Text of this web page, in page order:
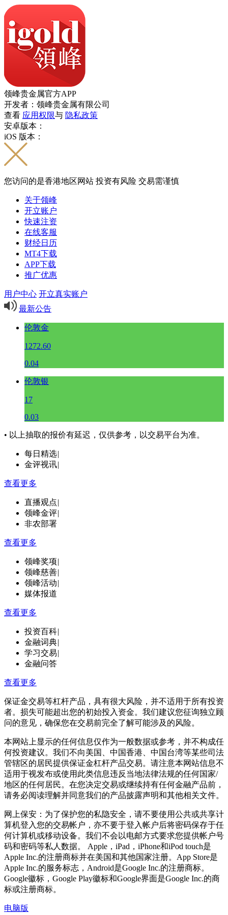
领峰贵金属官方APP
开发者：领峰贵金属有限公司
查看 应用权限与 隐私政策
安卓版本：
iOS 版本：
您访问的是香港地区网站 投资有风险 交易需谨慎
关于领峰
开立账户
快速注资
在线客服
财经日历
MT4下载
APP下载
推广优惠
用户中心 开立真实账户
最新公告
伦敦金
1272.60
0.04
伦敦银
17
0.03
• 以上抽取的报价有延迟，仅供参考，以交易平台为准。
每日精选|
金评视讯|
查看更多
直播观点|
领峰金评|
非农部署
查看更多
领峰奖项|
领峰慈善|
领峰活动|
媒体报道
查看更多
投资百科|
金融词典|
学习交易|
金融问答
查看更多
保证金交易等杠杆产品，具有很大风险，并不适用于所有投资
者。损失可能超出您的初始投入资金。我们建议您征询独立顾
问的意见，确保您在交易前完全了解可能涉及的风险。
本网站上显示的任何信息仅作为一般数据或参考，并不构成任
何投资建议。我们不向美国、中国香港、中国台湾等某些司法
管辖区的居民提供保证金杠杆产品交易。请注意本网站信息不
适用于视发布或使用此类信息违反当地法律法规的任何国家/
地区的任何居民。在您决定交易或继续持有任何金融产品前，
请务必阅读理解并同意我们的产品披露声明和其他相关文件。
网上保安：为了保护您的私隐安全，请不要使用公共或共享计
算机登入您的交易帐户，亦不要于登入帐户后将密码保存于任
何计算机或移动设备。我们不会以电邮方式要求您提供帐户号
码和密码等私人数据。 Apple，iPad，iPhone和iPod touch是
Apple Inc.的注册商标并在美国和其他国家注册。App Store是
Apple Inc.的服务标志，Android是Google Inc.的注册商标。
Google徽标，Google Play徽标和Google界面是Google Inc.的商
标或注册商标。
电脑版